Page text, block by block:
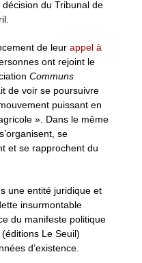
décision du Tribunal de
de leur appel à
ont rejoint le
Communs
de voir se poursuivre
puissant en
». Dans le même
se
et se rapprochent du
une entité juridique et
insurmontable
du manifeste politique
(éditions Le Seuil)
d’existence.